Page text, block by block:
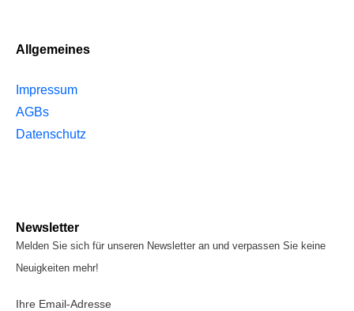
Allgemeines
Impressum
AGBs
Datenschutz
Newsletter
Melden Sie sich für unseren Newsletter an und verpassen Sie keine
Neuigkeiten mehr!
Ihre Email-Adresse